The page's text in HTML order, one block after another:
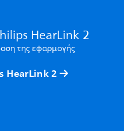
HearLink 2
της εφαρμογής
HearLink 2